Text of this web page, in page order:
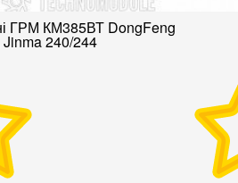
ГРМ КМ385ВТ DongFeng
240/244